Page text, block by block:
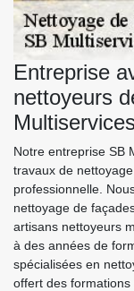
Entreprise
nettoyeurs
Notre entreprise SB
travaux de
professionnelle.
nettoyage de
artisans nettoyeurs
à des années de
spécialisées en
offert des